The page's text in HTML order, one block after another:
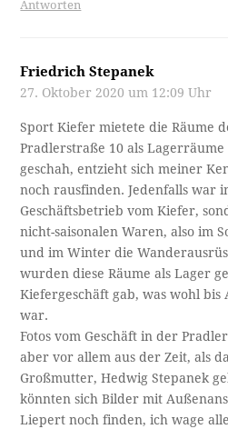
Antworten
Friedrich Stepanek
27. Oktober 2020 um 12:09 Uhr
Sport Kiefer mietete die Räume
Pradlerstraße 10 als Lagerräume
geschah, entzieht sich meiner
noch rausfinden. Jedenfalls war
Geschäftsbetrieb vom Kiefer,
nicht-saisonalen Waren, also im
und im Winter die
wurden diese Räume als Lager
Kiefergeschäft gab, was wohl bis
war.
Fotos vom Geschäft in der
aber vor allem aus der Zeit, als
Großmutter, Hedwig Stepanek
könnten sich Bilder mit
Liepert noch finden, ich wage